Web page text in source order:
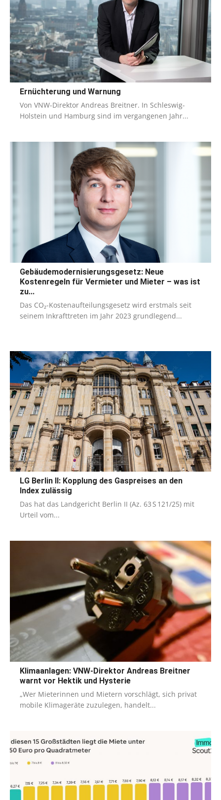
Ernüchterung und Warnung
Von VNW-Direktor Andreas Breitner. In Schleswig-
Holstein und Hamburg sind im vergangenen Jahr...
Gebäudemodernisierungsgesetz: Neue
Kostenregeln für Vermieter und Mieter – was ist
zu...
Das CO₂-Kostenaufteilungsgesetz wird erstmals seit
seinem Inkrafttreten im Jahr 2023 grundlegend...
LG Berlin II: Kopplung des Gaspreises an den
Index zulässig
Das hat das Landgericht Berlin II (Az. 63 S 121/25) mit
Urteil vom...
Klimaanlagen: VNW-Direktor Andreas Breitner
warnt vor Hektik und Hysterie
„Wer Mieterinnen und Mietern vorschlägt, sich privat
mobile Klimageräte zuzulegen, handelt...